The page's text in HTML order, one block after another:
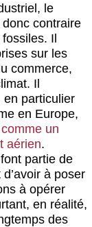
le
contraire
Il
sur les
commerce,
Il
en particulier
en Europe,
un
aérien.
partie de
à poser
à opérer
en réalité,
des